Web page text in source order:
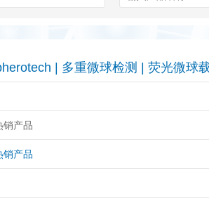
Berry & Associates
LGC Maine Standards
Abbexa AbD Serotec
| 多重微球检测 | 荧光微球
销产品
销产品